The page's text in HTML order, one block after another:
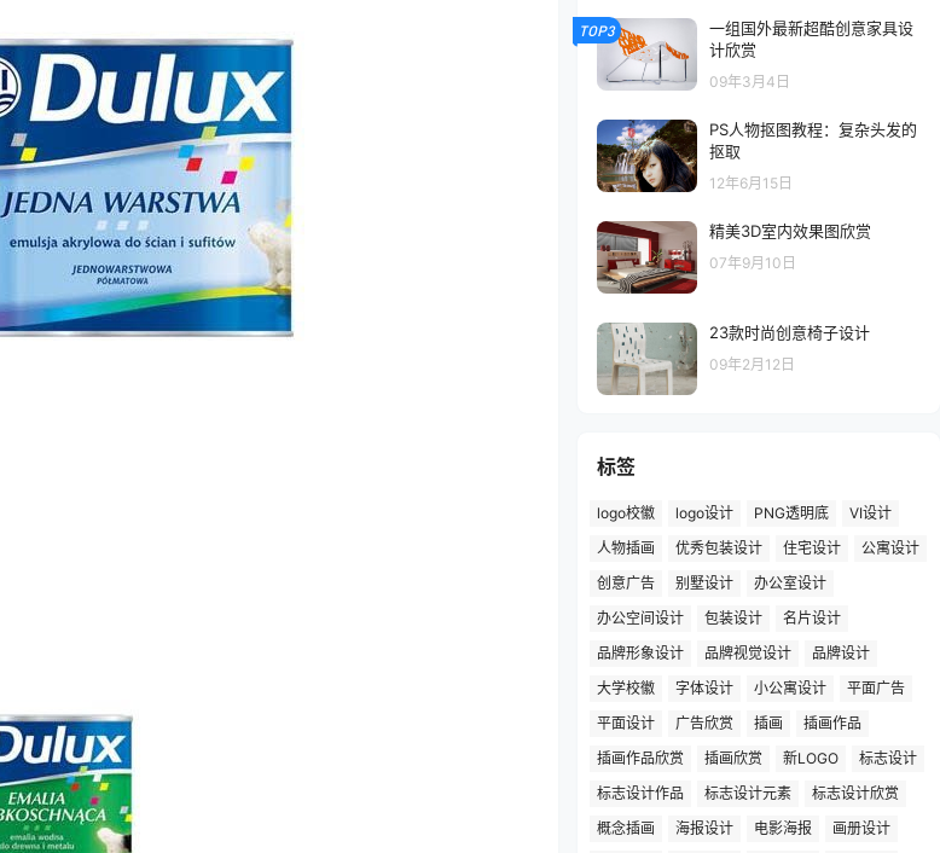
TOP3
一组国外最新超酷创意家具设
计欣赏
09年3月4日
PS人物抠图教程：复杂头发的
抠取
12年6月15日
精美3D室内效果图欣赏
07年9月10日
23款时尚创意椅子设计
09年2月12日
标签
logo校徽 logo设计 PNG透明底
VI设计
人物插画
优秀包装设计 住宅设计
公寓设计
创意广告
别墅设计
办公室设计
办公空间设计
包装设计
名片设计
品牌形象设计
品牌视觉设计
品牌设计
大学校徽
字体设计 小公寓设计
平面广告
平面设计
广告欣赏 插画
插画作品
插画作品欣赏
插画欣赏 新LOGO
标志设计
标志设计作品
标志设计元素
标志设计欣赏
概念插画
海报设计 电影海报
画册设计